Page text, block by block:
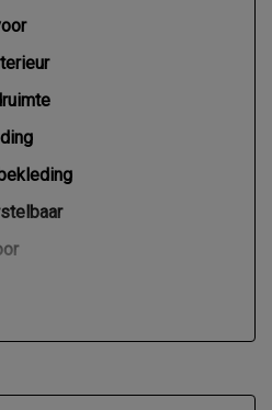
(kunst)leder